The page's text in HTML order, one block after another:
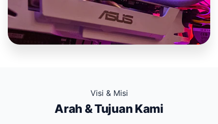
Visi & Misi
Arah & Tujuan Kami